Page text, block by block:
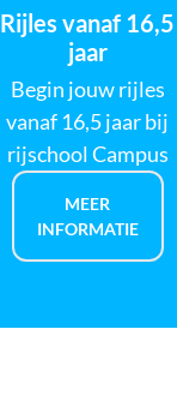
Rijles vanaf 16,5
jaar
Begin jouw rijles
vanaf 16,5 jaar bij
rijschool Campus
MEER
INFORMATIE